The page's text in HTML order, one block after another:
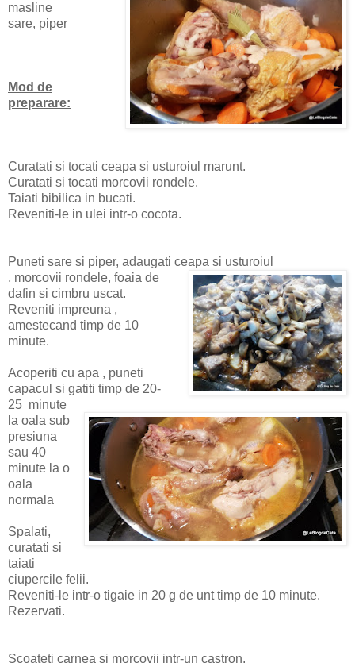
masline
sare, piper
Mod de
preparare:
Curatati si tocati ceapa si usturoiul marunt.
Curatati si tocati morcovii rondele.
Taiati bibilica in bucati.
Reveniti-le in ulei intr-o cocota.
Puneti sare si piper, adaugati ceapa si usturoiul
, morcovii rondele, foaia de
dafin si cimbru uscat.
Reveniti impreuna ,
amestecand timp de 10
minute.
Acoperiti cu apa , puneti
capacul si gatiti timp de 20-
25 minute
la oala sub
presiuna
sau 40
minute la o
oala
normala
Spalati,
curatati si
taiati
ciupercile felii.
Reveniti-le intr-o tigaie in 20 g de unt timp de 10 minute.
Rezervati.
Scoateti carnea si morcovii intr-un castron.